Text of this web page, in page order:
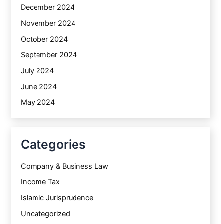
December 2024
November 2024
October 2024
September 2024
July 2024
June 2024
May 2024
Categories
Company & Business Law
Income Tax
Islamic Jurisprudence
Uncategorized